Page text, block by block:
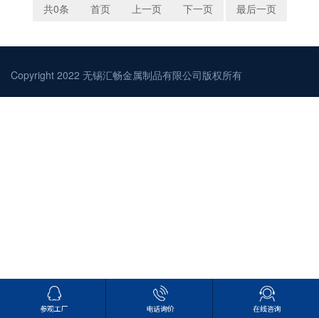
共0条 首页 上一页 下一页 最后一页
Copyright 2022 无锡汇畅金属制品有限公司版权所有